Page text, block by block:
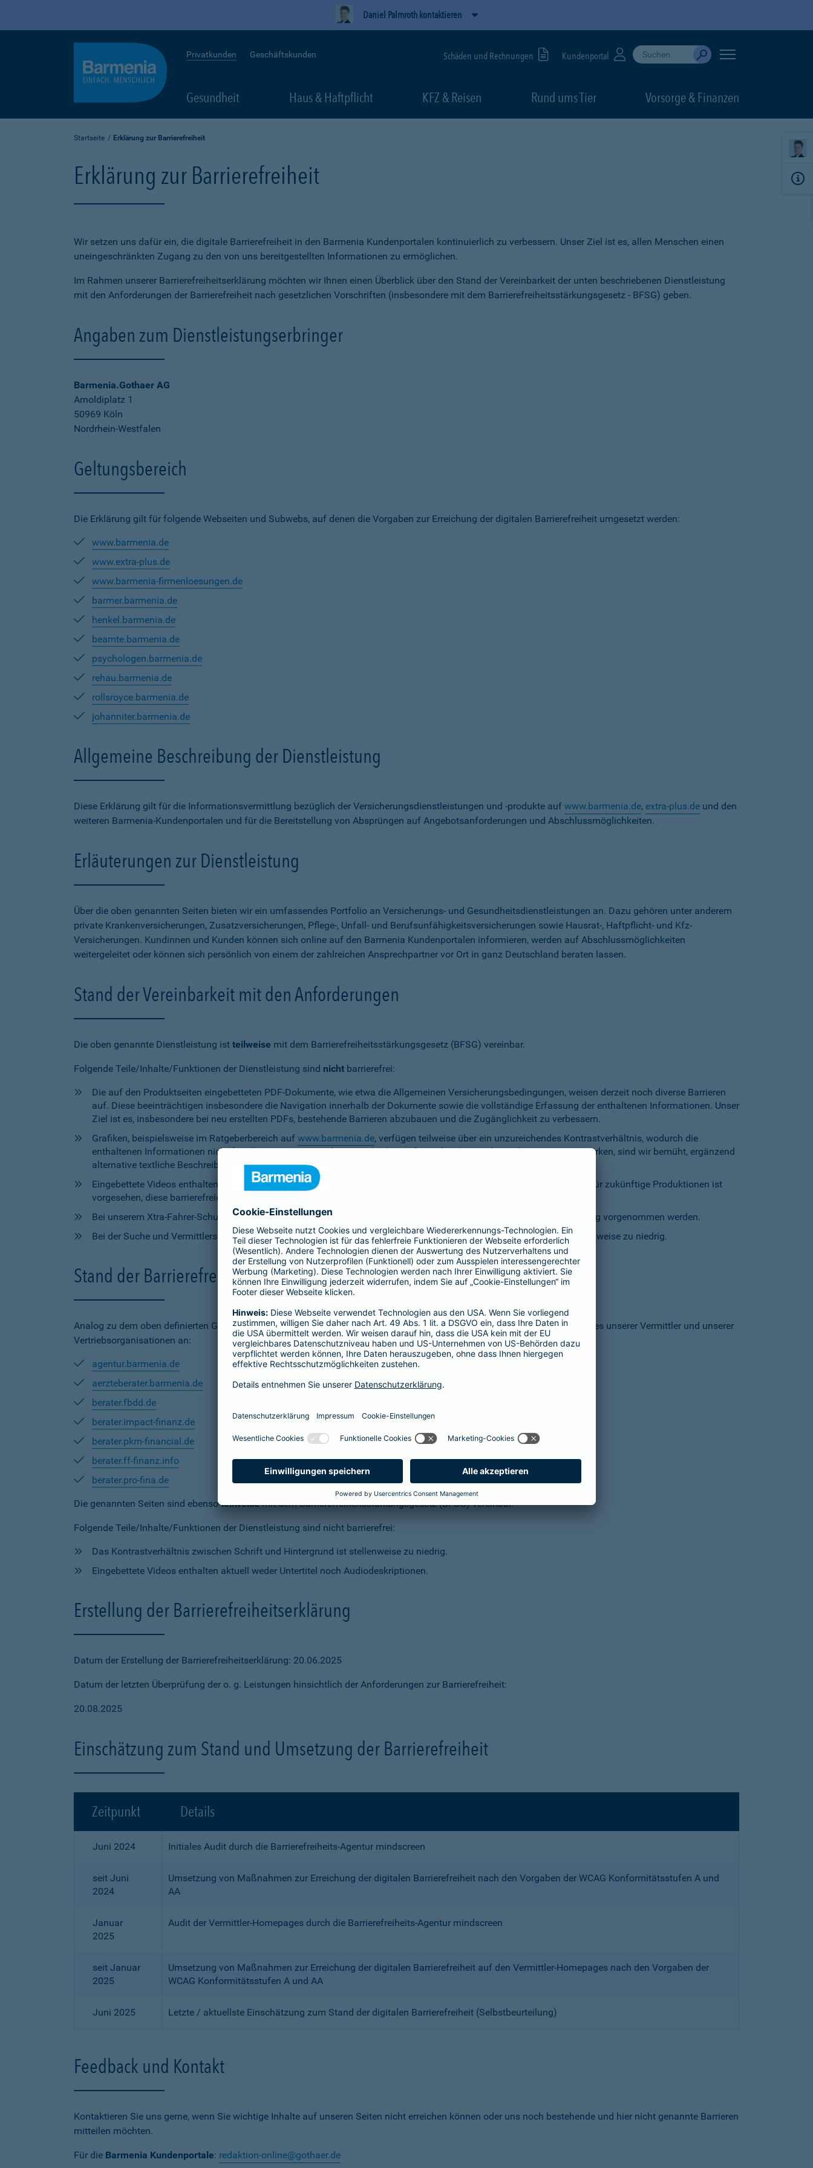
Daniel Palmroth kontaktieren
Privatkunden Geschäftskunden Schäden und Rechnungen Kundenportal Suche durchführen
When autocomplete results are available, use
Absenden
Gesundheit Haus & Haftpflicht KFZ & Reisen Rund ums Tier Vorsorge & Finanzen
Startseite Erklärung zur Barrierefreiheit
Erklärung zur Barrierefreiheit
Wir setzen uns dafür ein, die digitale Barrierefreiheit in den Barmenia Kundenportalen kontinuierlich zu verbessern. Unser Ziel ist es, allen Menschen einen
uneingeschränkten Zugang zu den von uns bereitgestellten Informationen zu ermöglichen.
Im Rahmen unserer Barrierefreiheitserklärung möchten wir Ihnen einen Überblick über den Stand der Vereinbarkeit der unten beschriebenen Dienstleistung
mit den Anforderungen der Barrierefreiheit nach gesetzlichen Vorschriften (insbesondere mit dem Barrierefreiheitsstärkungsgesetz - BFSG) geben.
Angaben zum Dienstleistungserbringer
Barmenia.Gothaer AG
Arnoldiplatz 1
50969 Köln
Nordrhein-Westfalen
Geltungsbereich
Die Erklärung gilt für folgende Webseiten und Subwebs, auf denen die Vorgaben zur Erreichung der digitalen Barrierefreiheit umgesetzt werden:
www.barmenia.de
www.extra-plus.de
www.barmenia-firmenloesungen.de
barmer.barmenia.de
henkel.barmenia.de
beamte.barmenia.de
psychologen.barmenia.de
rehau.barmenia.de
rollsroyce.barmenia.de
johanniter.barmenia.de
Allgemeine Beschreibung der Dienstleistung
Diese Erklärung gilt für die Informationsvermittlung bezüglich der Versicherungsdienstleistungen und -produkte auf www.barmenia.de, extra-plus.de und den
weiteren Barmenia-Kundenportalen und für die Bereitstellung von Absprüngen auf Angebotsanforderungen und Abschlussmöglichkeiten.
Erläuterungen zur Dienstleistung
Über die oben genannten Seiten bieten wir ein umfassendes Portfolio an Versicherungs- und Gesundheitsdienstleistungen an. Dazu gehören unter anderem
private Krankenversicherungen, Zusatzversicherungen, Pflege-, Unfall- und Berufsunfähigkeitsversicherungen sowie Hausrat-, Haftpflicht- und Kfz-
Versicherungen. Kundinnen und Kunden können sich online auf den Barmenia Kundenportalen informieren, werden auf Abschlussmöglichkeiten
weitergeleitet oder können sich persönlich von einem der zahlreichen Ansprechpartner vor Ort in ganz Deutschland beraten lassen.
Stand der Vereinbarkeit mit den Anforderungen
Die oben genannte Dienstleistung ist teilweise mit dem Barrierefreiheitsstärkungsgesetz (BFSG) vereinbar.
Folgende Teile/Inhalte/Funktionen der Dienstleistung sind nicht barrierefrei:
Die auf den Produktseiten eingebetteten PDF-Dokumente, wie etwa die Allgemeinen Versicherungsbedingungen, weisen derzeit noch diverse Barrieren
auf. Diese beeinträchtigen insbesondere die Navigation innerhalb der Dokumente sowie die vollständige Erfassung der enthaltenen Informationen. Unser
Ziel ist es, insbesondere bei neu erstellten PDFs, bestehende Barrieren abzubauen und die Zugänglichkeit zu verbessern.
Grafiken, beispielsweise im Ratgeberbereich auf www.barmenia.de, verfügen teilweise über ein unzureichendes Kontrastverhältnis, wodurch die
enthaltenen Informationen nicht für alle Nutzerinnen und Nutzer gleichermaßen erfassbar sind. Um dem entgegenzuwirken, sind wir bemüht, ergänzend
alternative textliche Beschreibungen zur Verfügung zu stellen.
Eingebettete Videos enthalten aktuell weder Untertitel noch Audiodeskriptionen, was ihre Zugänglichkeit einschränkt. Für zukünftige Produktionen ist
vorgesehen, diese barrierefreien Elemente bereitzustellen.
Bei unserem Xtra-Fahrer-Schutz kann die Anpassung der zu versichernden Tage momentan nicht per Tastaturbedienung vorgenommen werden.
Bei der Suche und Vermittlersuche auf barmenia.de ist das Kontrastverhältnis zwischen Schrift und Hintergrund stellenweise zu niedrig.
Stand der Barrierefreiheit auf den Vermittler-Homepages
Analog zu dem oben definierten Geltungsbereich streben wir die Umsetzung der digitalen Barrierefreiheit auf den Homepages unserer Vermittler und unserer
Vertriebsorganisationen an:
agentur.barmenia.de
aerzteberater.barmenia.de
berater.fbdd.de
berater.impact-finanz.de
berater.pkm-financial.de
berater.ff-finanz.info
berater.pro-fina.de
Die genannten Seiten sind ebensoteilweisemit dem Barrierefreiheitsstärkungsgesetz (BFSG) vereinbar.
Folgende Teile/Inhalte/Funktionen der Dienstleistung sind nicht barrierefrei:
Das Kontrastverhältnis zwischen Schrift und Hintergrund ist stellenweise zu niedrig.
Eingebettete Videos enthalten aktuell weder Untertitel noch Audiodeskriptionen.
Erstellung der Barrierefreiheitserklärung
Datum der Erstellung der Barrierefreiheitserklärung: 20.06.2025
Datum der letzten Überprüfung der o. g. Leistungen hinsichtlich der Anforderungen zur Barrierefreiheit:
20.08.2025
Einschätzung zum Stand und Umsetzung der Barrierefreiheit
Zeitpunkt Details
Juni 2024 Initiales Audit durch die Barrierefreiheits-Agentur mindscreen
seit Juni
2024
Umsetzung von Maßnahmen zur Erreichung der digitalen Barrierefreiheit nach den Vorgaben der WCAG Konformitätsstufen A und
AA
Januar
2025
Audit der Vermittler-Homepages durch die Barrierefreiheits-Agentur mindscreen
seit Januar
2025
Umsetzung von Maßnahmen zur Erreichung der digitalen Barrierefreiheit auf den Vermittler-Homepages nach den Vorgaben der
WCAG Konformitätsstufen A und AA
Juni 2025 Letzte / aktuellste Einschätzung zum Stand der digitalen Barrierefreiheit (Selbstbeurteilung)
Feedback und Kontakt
Kontaktieren Sie uns gerne, wenn Sie wichtige Inhalte auf unseren Seiten nicht erreichen können oder uns noch bestehende und hier nicht genannte Barrieren
mitteilen möchten.
Für die Barmenia Kundenportale: redaktion-online@gothaer.de